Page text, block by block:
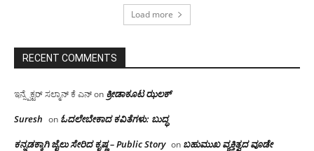
Load more
RECENT COMMENTS
ಇನ್ಸ್ಪೆಕ್ಟರ್ ಸಲ್ಮಾನ್ ಕೆ ಎನ್on ಕ್ರೀಡಾಕೂಟ ಝಲಕ್
Suresh on ಓದಲೇಬೇಕಾದ‌ ಕವಿತೆಗಳು: ಬುದ್ಧ
ಕನ್ನಡಕ್ಕಾಗಿ ಜೈಲು ಸೇರಿದ ಕೃಷ್ಣ – Public Story on ಬಹುಮುಖ ವ್ಯಕ್ತಿತ್ವದ ವೂಡೇ